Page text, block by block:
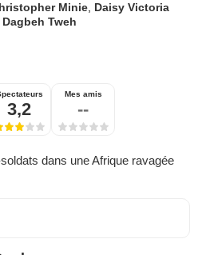
Minie Daisy Victoria
Dagbeh Tweh
3,2
Mes amis
--
dans une Afrique ravagée